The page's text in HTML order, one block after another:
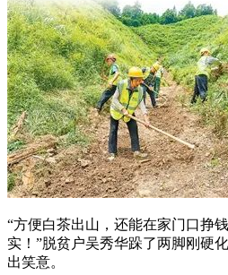
“方便白茶出山，还能在家门口挣
实！”脱贫户吴秀华跺了两脚刚硬
出笑意。